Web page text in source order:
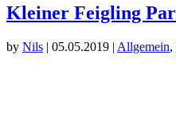
Kleiner Feigling
by Nils | 05.05.2019 | Allgemein,